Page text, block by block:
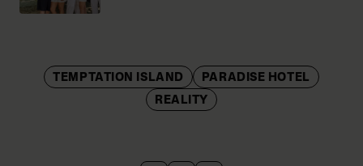
TEMPTATION ISLAND
PARADISE HOTEL
REALITY